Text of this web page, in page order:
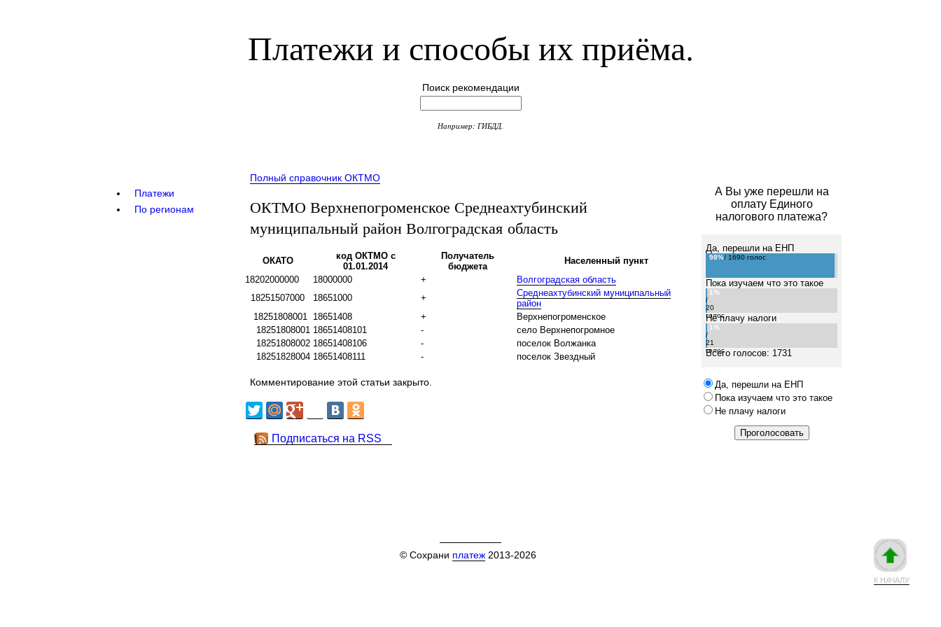
Платежи и способы их приёма.
Поиск рекомендации
Например: ГИБДД.
Платежи
По регионам
А Вы уже перешли на
оплату Единого
налогового платежа?
Да, перешли на ЕНП
98%/ 1690 голос
Пока изучаем что это такое
1%
/
20
голос
Не плачу налоги
1%
/
21
голос
Всего голосов: 1731
Да, перешли на ЕНП
Пока изучаем что это такое
Не плачу налоги
Полный справочник ОКТМО
ОКТМО Верхнепогроменское Среднеахтубинский
муниципальный район Волгоградская область
ОКАТО
код ОКТМО с
01.01.2014
Получатель
бюджета
Населенный пункт
18202000000
18000000 +
Волгоградская область
18251507000
18651000 +
Среднеахтубинский муниципальный
район
18251808001 18651408 +
Верхнепогроменское
18251808001 18651408101 -
село Верхнепогромное
18251808002 18651408106 -
поселок Волжанка
18251828004 18651408111 - поселок Звездный
Комментирование этой статьи закрыто.
Подписаться на RSS
К НАЧАЛУ
© Сохрани платеж2013-2026